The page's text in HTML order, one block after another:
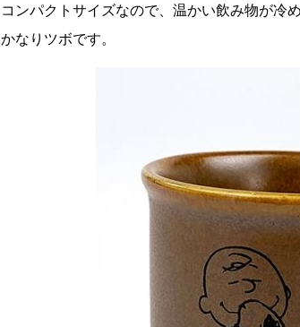
コンパクトサイズなので、温かい飲み物が冷
かなりツボです。